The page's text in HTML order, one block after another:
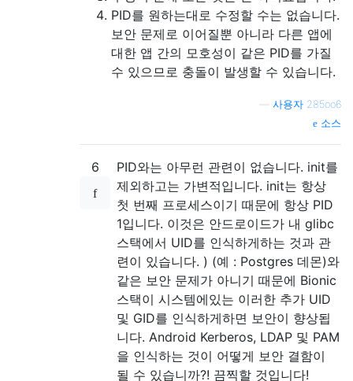
PID를 원하는대로 수정할 수는 없습니다.
보안 문제로 이어질뿐 아니라 다른 앱에
대한 앱 간의 모호성이 같은 PID를 가질
수 있으므로 충돌이 발생할 수 있습니다.
사용자 285oo6
소스
6
PID와는 아무런 관련이 없습니다. init를
제외하고는 가변적입니다. init는 항상
첫 번째 프로세스이기 때문에 항상 PID
1입니다. 이것은 안드로이드가 내 glibc
스택에서 UID를 인식하게하는 것과 관
련이 있습니다. ) (예 : Postgres 데몬)와
같은 보안 문제가 아니기 때문에 Bionic
스택이 시스템에있는 이러한 추가 UID
및 GID를 인식하게하면 보안이 향상됩
니다. Android Kerberos, LDAP 및 PAM
을 인식하는 것이 어떻게 보안 결함이
될 수 있습니까?! 끔찍할 것입니다!